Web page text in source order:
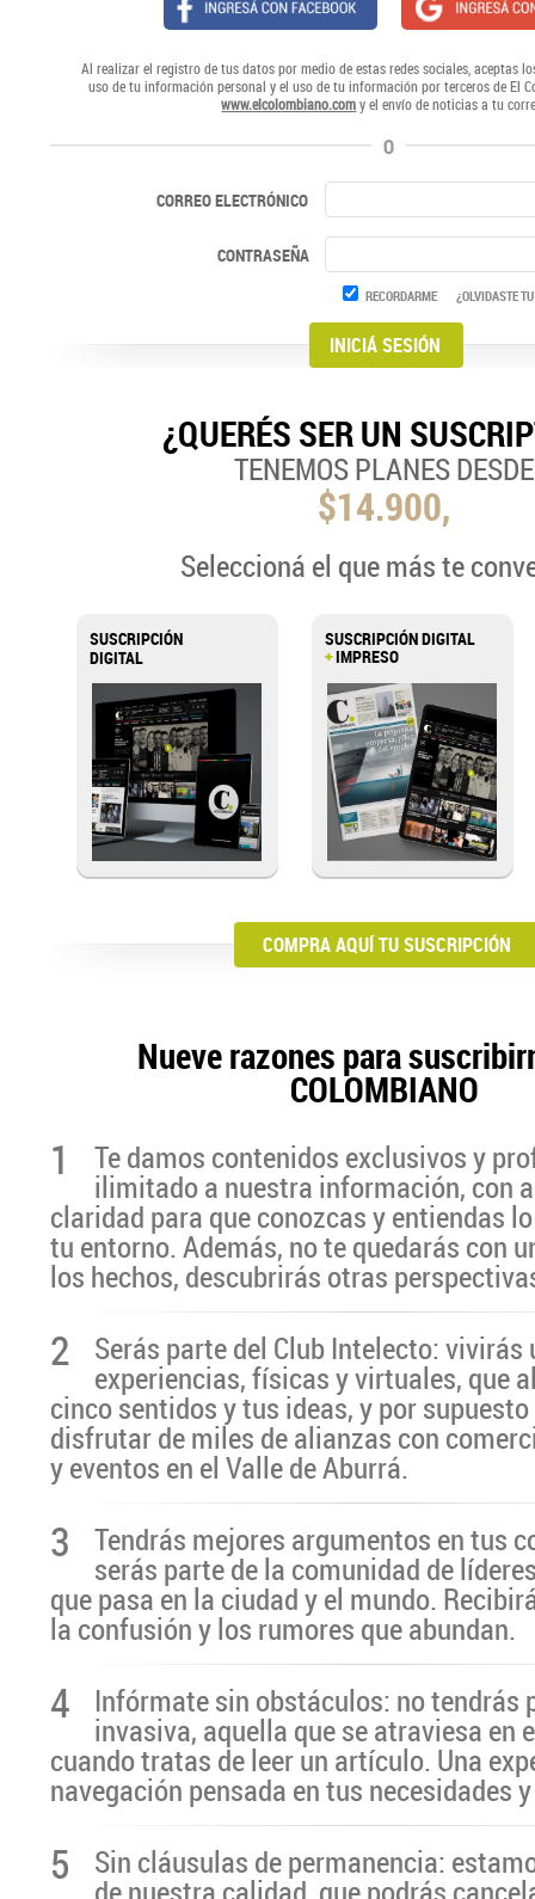
Al realizar el registro de tus datos por medio de estas redes sociales, aceptas
uso de tu información personal y el uso de tu información por terceros de El
www.elcolombiano.comy el envío de noticias a tu
O
CORREO ELECTRÓNICO
CONTRASEÑA
RECORDARME ¿OLVIDASTE TU
¿QUERÉS SER UN
TENEMOS PLANES DESDE
$14.900,
Seleccioná el que más te
SUSCRIPCIÓN
DIGITAL
SUSCRIPCIÓN DIGITAL
+IMPRESO
COMPRA AQUÍ TU SUSCRIPCIÓN
Nueve razones para
COLOMBIANO
1 Te damos contenidos exclusivos y
ilimitado a nuestra información, con
claridad para que conozcas y entiendas
tu entorno. Además, no te quedarás con
los hechos, descubrirás otras
2 Serás parte del Club Intelecto: vivirás
experiencias, físicas y virtuales, que
cinco sentidos y tus ideas, y por
disfrutar de miles de alianzas con
y eventos en el Valle de Aburrá.
3 Tendrás mejores argumentos en tus
serás parte de la comunidad de
que pasa en la ciudad y el mundo.
la confusión y los rumores que abundan.
4 Infórmate sin obstáculos: no tendrás
invasiva, aquella que se atraviesa en
cuando tratas de leer un artículo. Una
navegación pensada en tus necesidades
5 Sin cláusulas de permanencia:
de nuestra calidad, que podrás